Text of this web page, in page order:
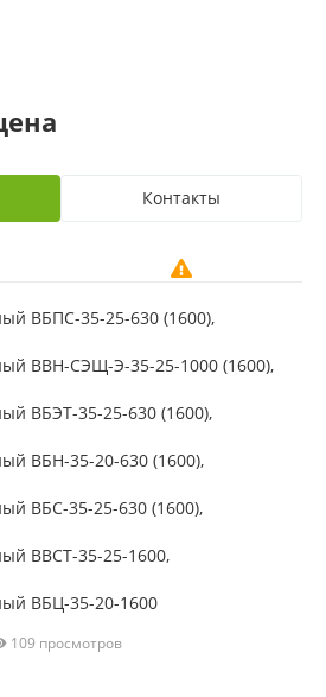
Контакты
ВБПС-35-25-630 (1600),
ВВН-СЭЩ-Э-35-25-1000 (1600),
ВБЭТ-35-25-630 (1600),
ВБН-35-20-630 (1600),
ВБС-35-25-630 (1600),
ВВСТ-35-25-1600,
ВБЦ-35-20-1600
109 просмотров